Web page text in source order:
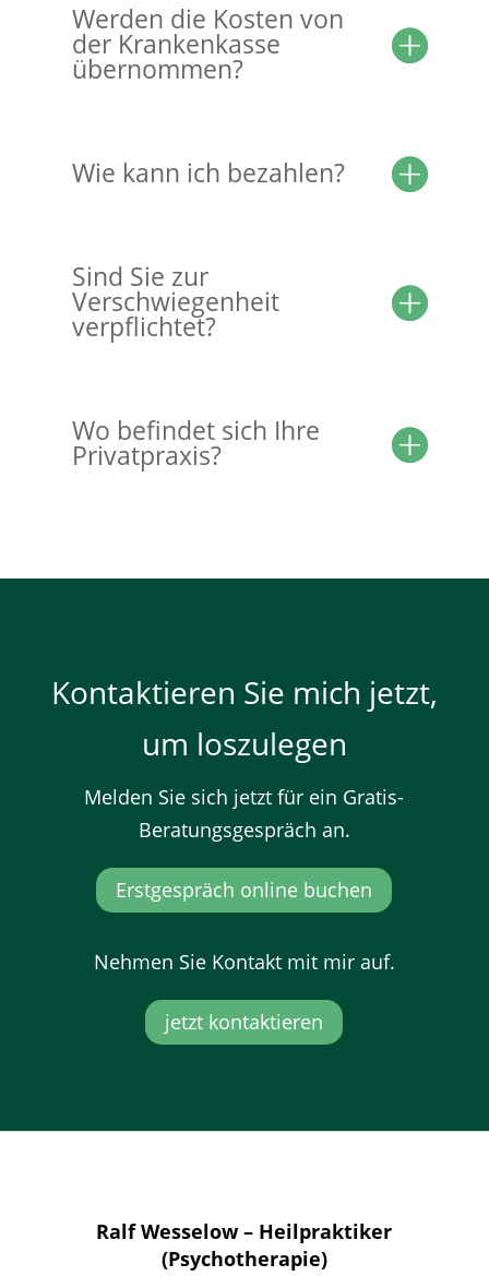
Werden die Kosten von
der Krankenkasse
übernommen?
Wie kann ich bezahlen?
Sind Sie zur
Verschwiegenheit
verpflichtet?
Wo befindet sich Ihre
Privatpraxis?
Kontaktieren Sie mich jetzt,
um loszulegen
Melden Sie sich jetzt für ein Gratis-
Beratungsgespräch an.
Erstgespräch online buchen
Nehmen Sie Kontakt mit mir auf.
jetzt kontaktieren
Ralf Wesselow – Heilpraktiker
(Psychotherapie)